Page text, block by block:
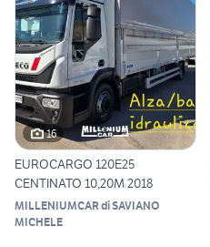
16
EUROCARGO 120E25
CENTINATO 10,20M 2018
MILLENIUMCAR di SAVIANO
MICHELE